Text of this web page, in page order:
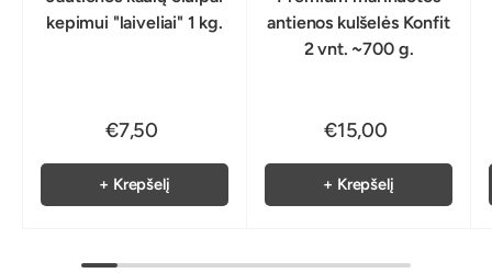
kepimui "laiveliai" 1 kg.
€7,50
+ Krepšelį
antienos kulšelės Konfit
2 vnt. ~700 g.
€15,00
+ Krepšelį